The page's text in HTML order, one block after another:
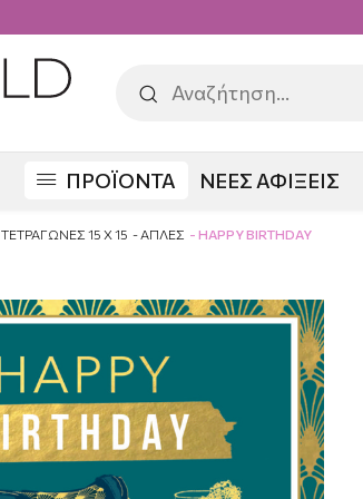
ΠΡΟΪΟΝΤΑ ΝΕΕΣ ΑΦΙΞΕΙΣ
ΤΕΤΡΑΓΩΝΕΣ 15 Χ 15 ΑΠΛΕΣ HAPPY BIRTHDAY